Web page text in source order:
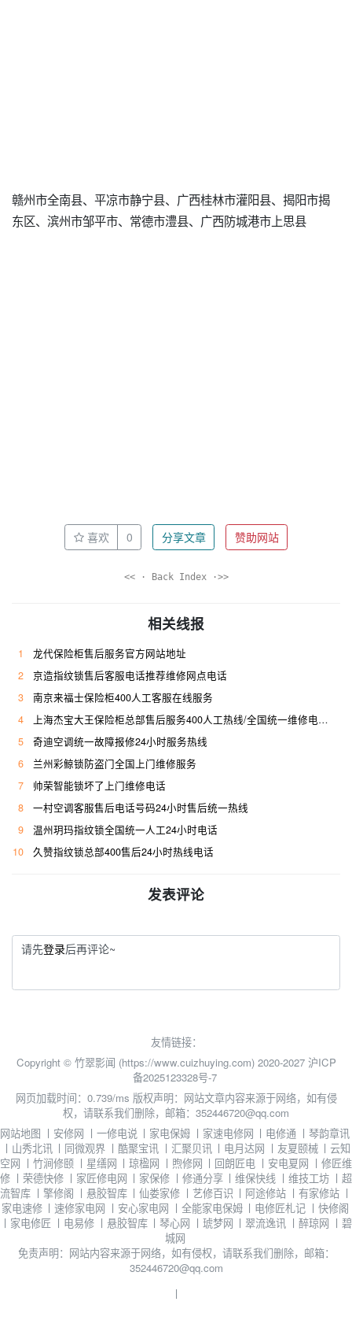
赣州市全南县、平凉市静宁县、广西桂林市灌阳县、揭阳市揭
东区、滨州市邹平市、常德市澧县、广西防城港市上思县
喜欢 0 分享文章 赞助网站
<< · Back Index ·>>
相关线报
1
龙代保险柜售后服务官方网站地址
2
京造指纹锁售后客服电话推荐维修网点电话
3
南京来福士保险柜400人工客服在线服务
4
上海杰宝大王保险柜总部售后服务400人工热线/全国统一维修电话是多少
5
奇迪空调统一故障报修24小时服务热线
6
兰州彩鲸锁防盗门全国上门维修服务
7
帅荣智能锁坏了上门维修电话
8
一村空调客服售后电话号码24小时售后统一热线
9
温州玥玛指纹锁全国统一人工24小时电话
10
久赞指纹锁总部400售后24小时热线电话
发表评论
请先登录后再评论~
友情链接：
Copyright © 竹翠影闻 (https://www.cuizhuying.com) 2020-2027 沪ICP
备2025123328号-7
网页加载时间：0.739/ms 版权声明：网站文章内容来源于网络，如有侵
权，请联系我们删除，邮箱：352446720@qq.com
网站地图 丨 安修网 丨 一修电说 丨 家电保姆 丨 家速电修网 丨 电修通 丨琴韵章讯
丨 山秀北讯 丨 同微观界 丨 酷聚宝讯 丨 汇聚贝讯 丨 电月达网 丨 友夏颐械 丨云知
空网 丨 竹涧修颐 丨 星缮网 丨琼楹网 丨 煦修网 丨 回朗匠电 丨 安电夏网 丨 修匠维
修 丨 荣德快修 丨 家匠修电网 丨 家保修 丨 修通分享 丨维保快线 丨维技工坊 丨 超
流智库 丨 擎修阁 丨 悬胶智库 丨仙娄家修 丨 艺修百识 丨 阿途修站 丨 有家修站 丨
家电速修 丨 速修家电网 丨 安心家电网 丨 全能家电保姆 丨 电修匠札记 丨 快修阁
丨 家电修匠 丨 电易修 丨 悬胶智库 丨琴心网 丨 琥梦网 丨翠流逸讯 丨醉琼网 丨 碧
城网
免责声明：网站内容来源于网络，如有侵权，请联系我们删除，邮箱：
352446720@qq.com
丨